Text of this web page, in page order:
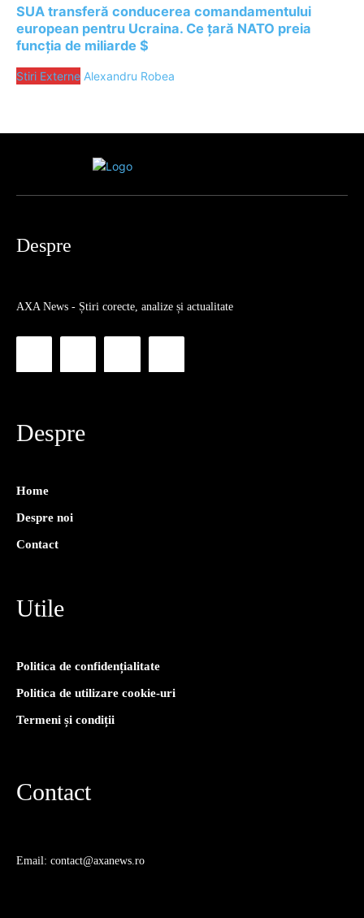
SUA transferă conducerea comandamentului
european pentru Ucraina. Ce țară NATO preia
funcția de miliarde $
Stiri Externe Alexandru Robea
Despre
AXA News - Știri corecte, analize și actualitate
Despre
Home
Despre noi
Contact
Utile
Politica de confidențialitate
Politica de utilizare cookie-uri
Termeni și condiții
Contact
Email: contact@axanews.ro